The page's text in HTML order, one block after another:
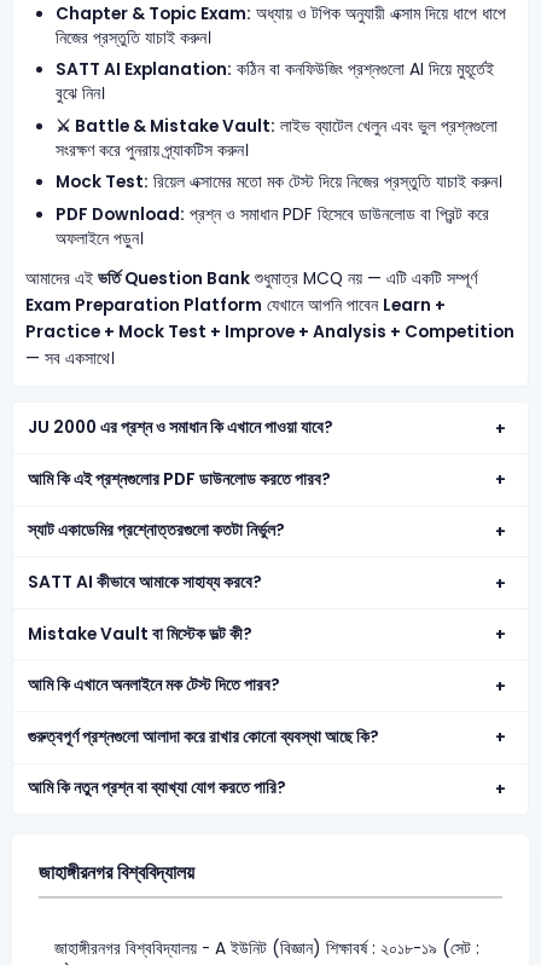
Chapter & Topic Exam: অধ্যায় ও টপিক অনুযায়ী এক্সাম দিয়ে ধাপে ধাপে
নিজের প্রস্তুতি যাচাই করুন।
SATT AI Explanation: কঠিন বা কনফিউজিং প্রশ্নগুলো AI দিয়ে মুহূর্তেই
বুঝে নিন।
⚔️ Battle & Mistake Vault: লাইভ ব্যাটেল খেলুন এবং ভুল প্রশ্নগুলো
সংরক্ষণ করে পুনরায় প্র্যাকটিস করুন।
Mock Test: রিয়েল এক্সামের মতো মক টেস্ট দিয়ে নিজের প্রস্তুতি যাচাই করুন।
PDF Download: প্রশ্ন ও সমাধান PDF হিসেবে ডাউনলোড বা প্রিন্ট করে
অফলাইনে পড়ুন।
আমাদের এই ভর্তি Question Bankশুধুমাত্র MCQ নয় — এটি একটি সম্পূর্ণ
Exam Preparation Platform যেখানে আপনি পাবেন Learn +
Practice + Mock Test + Improve + Analysis + Competition
— সব একসাথে।
JU 2000 এর প্রশ্ন ও সমাধান কি এখানে পাওয়া যাবে?
আমি কি এই প্রশ্নগুলোর PDF ডাউনলোড করতে পারব?
স্যাট একাডেমির প্রশ্নোত্তরগুলো কতটা নির্ভুল?
SATT AI কীভাবে আমাকে সাহায্য করবে?
Mistake Vault বা মিস্টেক ভল্ট কী?
আমি কি এখানে অনলাইনে মক টেস্ট দিতে পারব?
গুরুত্বপূর্ণ প্রশ্নগুলো আলাদা করে রাখার কোনো ব্যবস্থা আছে কি?
আমি কি নতুন প্রশ্ন বা ব্যাখ্যা যোগ করতে পারি?
জাহাঙ্গীরনগর বিশ্ববিদ্যালয়
জাহাঙ্গীরনগর বিশ্ববিদ্যালয় - A ইউনিট (বিজ্ঞান) শিক্ষাবর্ষ : ২০১৮-১৯ (সেট :